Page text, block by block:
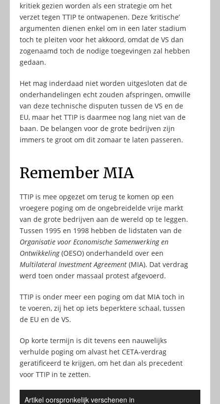
kritiek gezien worden als een strategie om het
verzet tegen TTIP te ontwapenen. Deze ‘kritische’
argumenten dienen enkel om in een later stadium
toch te pleiten voor het akkoord, omdat de VS dan
zogenaamd toch de nodige toegevingen zal hebben
gedaan.
Het mag inderdaad niet worden uitgesloten dat de
onderhandelingen echt zouden afspringen, omwille
van deze technische disputen tussen de VS en de
EU, maar het TTIP is daarmee nog lang niet van de
baan. De belangen voor de grote bedrijven zijn
immers te groot om dit zomaar te laten passeren.
Remember MIA
TTIP is mee opgezet om terug te komen op een
vroegere poging om de ongebreidelde vrije markt
van de grote bedrijven aan de wereld op te leggen.
Tussen 1995 en 1998 hebben de lidstaten van de
Organisatie voor Economische Samenwerking en
Ontwikkeling(OESO) onderhandeld over een
Multilateral Investment Agreement (MIA). Dat verdrag
werd toen onder massaal protest afgevoerd.
TTIP is onder meer een poging om dat MIA toch in
te voeren, zij het op iets beperktere schaal, tussen
de EU en de VS.
Op korte termijn is dit tevens een nauwelijks
verhulde poging om alvast het CETA-verdrag
geratificeerd te krijgen, om het dan als precedent
voor TTIP in te zetten.
Artikel oorspronkelijk verschenen in